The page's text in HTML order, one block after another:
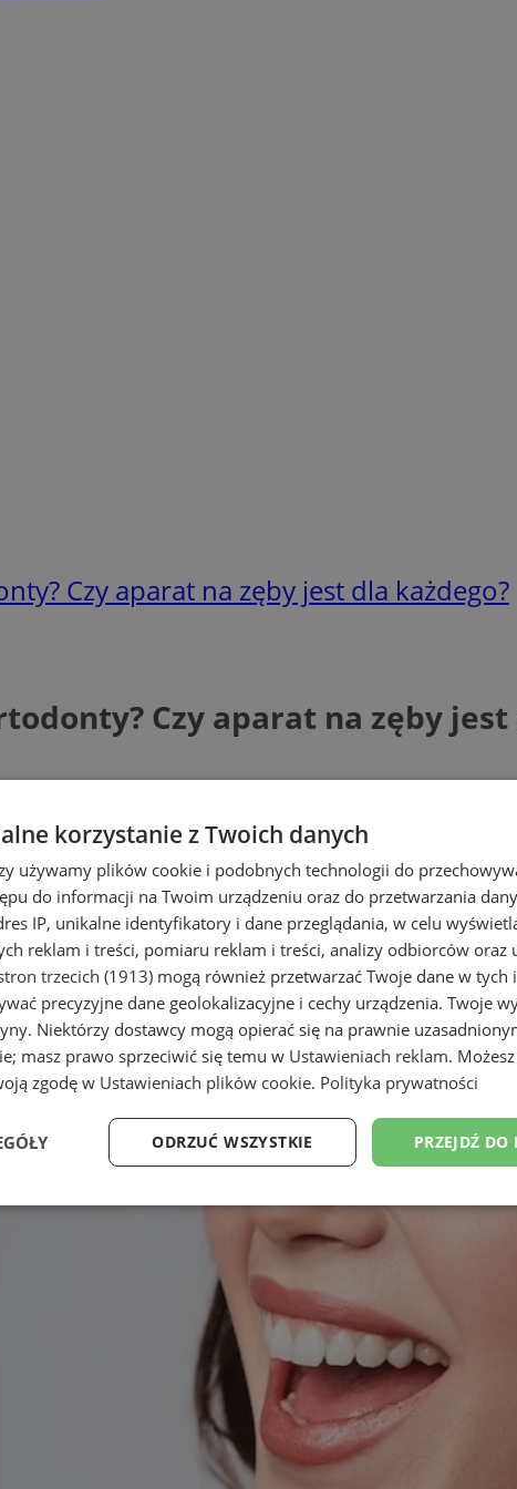
Czy aparat na zęby jest dla każdego?
Czy aparat na zęby
korzystanie z Twoich danych
używamy plików cookie i podobnych technologii do
do informacji na Twoim urządzeniu oraz do przetwarzania
IP, unikalne identyfikatory i dane przeglądania, w celu
reklam i treści, pomiaru reklam i treści, analizy odbiorców oraz
trzecich (1913) mogą również przetwarzać Twoje dane w tych
precyzyjne dane geolokalizacyjne i cechy urządzenia. Twoje
Niektórzy dostawcy mogą opierać się na prawnie
masz prawo sprzeciwić się temu w Ustawieniach reklam.
zgodę w Ustawieniach plików cookie. Polityka prywatności
PRZEJDŹ DO
ODRZUĆ WSZYSTKIE
Wydajność Targetowanie Funkcjonalność
Targetowanie Funkcjonalność Niesklasyfikowane
umożliwiają korzystanie z podstawowych funkcji strony internetowej, takich jak
Bez niezbędnych plików cookie nie można prawidłowo korzystać ze strony internetowej.
Okres
przechowywania
Opis